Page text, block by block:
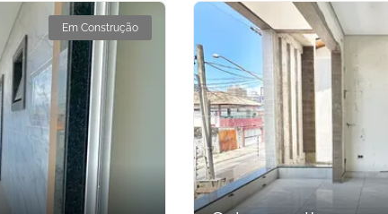
Em Construção